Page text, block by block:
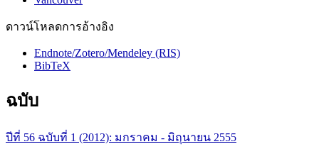
ดาวน์โหลดการอ้างอิง
Endnote/Zotero/Mendeley (RIS)
BibTeX
ฉบับ
ปีที่ 56 ฉบับที่ 1 (2012): มกราคม - มิถุนายน 2555